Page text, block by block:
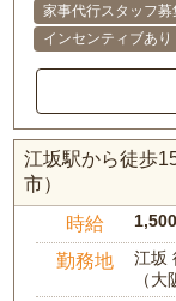
家事代行スタッフ募
インセンティブあり
江坂駅から徒歩
市）
時給
勤務地
江坂
（